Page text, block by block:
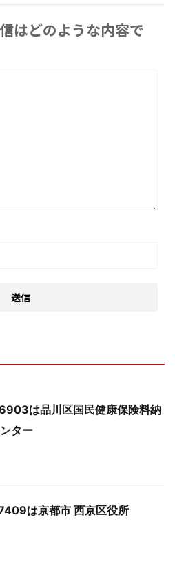
はどのような内容で
は品川区国民健康保険料納
ター
は京都市 西京区役所